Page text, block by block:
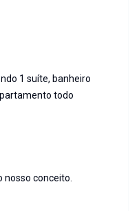
1 suíte, banheiro
todo
nosso conceito.